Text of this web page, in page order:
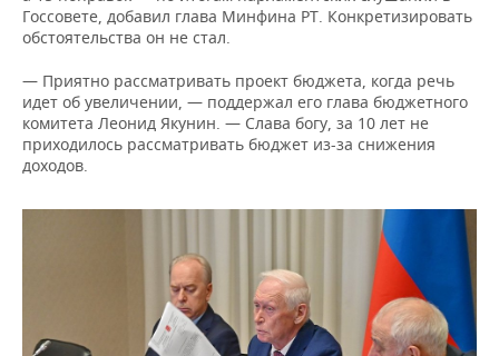
Госсовете, добавил глава Минфина РТ. Конкретизировать
обстоятельства он не стал.
— Приятно рассматривать проект бюджета, когда речь
идет об увеличении, — поддержал его глава бюджетного
комитета Леонид Якунин. — Слава богу, за 10 лет не
приходилось рассматривать бюджет из-за снижения
доходов.